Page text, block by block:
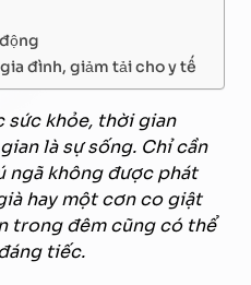
đình, giảm tải cho y tế
sức khỏe, thời gian
là sự sống. Chỉ cần
ngã không được phát
hay một cơn co giật
trong đêm cũng có thể
tiếc.